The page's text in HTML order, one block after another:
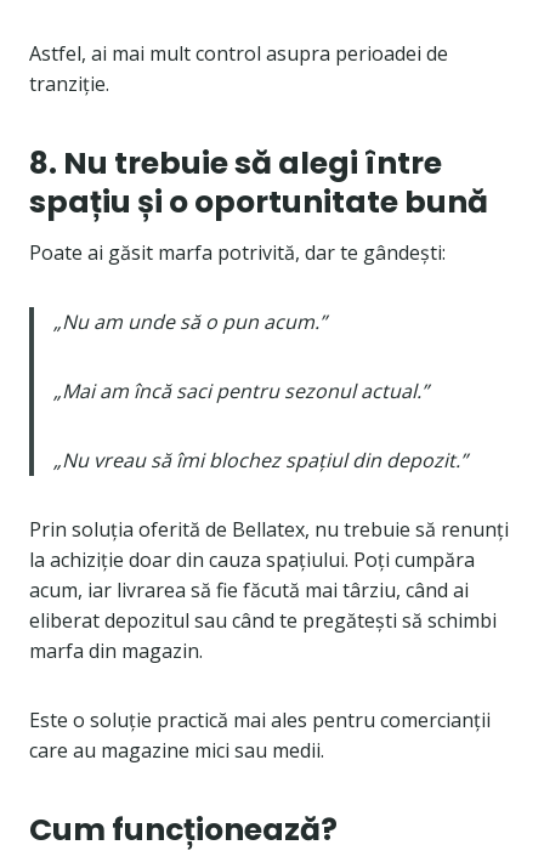
Astfel, ai mai mult control asupra perioadei de
tranziție.
8. Nu trebuie să alegi între
spațiu și o oportunitate bună
Poate ai găsit marfa potrivită, dar te gândești:
„Nu am unde să o pun acum.”
„Mai am încă saci pentru sezonul actual.”
„Nu vreau să îmi blochez spațiul din depozit.”
Prin soluția oferită de Bellatex, nu trebuie să renunți
la achiziție doar din cauza spațiului. Poți cumpăra
acum, iar livrarea să fie făcută mai târziu, când ai
eliberat depozitul sau când te pregătești să schimbi
marfa din magazin.
Este o soluție practică mai ales pentru comercianții
care au magazine mici sau medii.
Cum funcționează?